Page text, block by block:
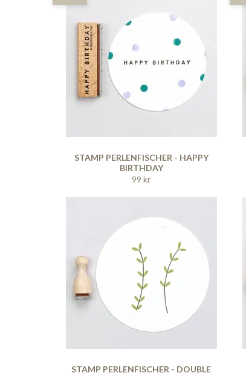
STAMP PERLENFISCHER - HAPPY
BIRTHDAY
99 kr
STAMP PERLENFISCHER - DOUBLE